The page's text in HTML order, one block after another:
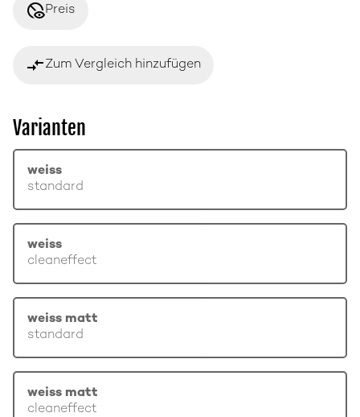
disabled_visiblePreis
compare_arrowsZum Vergleich hinzufügen
Varianten
weiss
standard
weiss
cleaneffect
weiss matt
standard
weiss matt
cleaneffect